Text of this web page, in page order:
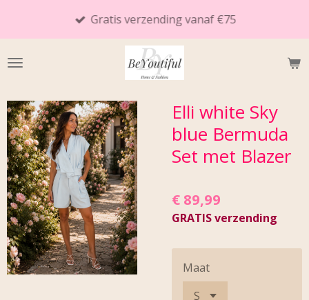
de
Gratis verzending vanaf €75
Elli white Sky
blue Bermuda
Set met Blazer
€ 89,99
GRATIS verzending
Maat